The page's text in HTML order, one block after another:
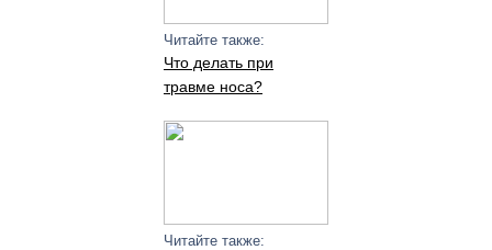
Читайте также:
Что делать при
травме носа?
Читайте также: